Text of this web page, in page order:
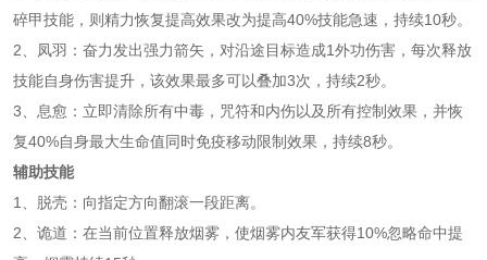
碎甲技能，则精力恢复提高效果改为提高40%技能急速，持续10秒。
2、凤羽：奋力发出强力箭矢，对沿途目标造成1外功伤害，每次释放
技能自身伤害提升，该效果最多可以叠加3次，持续2秒。
3、息愈：立即清除所有中毒，咒符和内伤以及所有控制效果，并恢
复40%自身最大生命值同时免疫移动限制效果，持续8秒。
辅助技能
1、脱壳：向指定方向翻滚一段距离。
2、诡道：在当前位置释放烟雾，使烟雾内友军获得10%忽略命中提